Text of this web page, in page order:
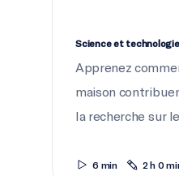
Science et technologie
Apprenez
maison
la recherche sur
6 min 2 h 0